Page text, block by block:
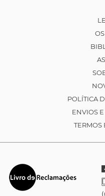
POLÍTICA
ENVIOS
TERMOS